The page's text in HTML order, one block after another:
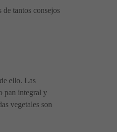
tantos consejos
ello. Las
pan integral y
vegetales son